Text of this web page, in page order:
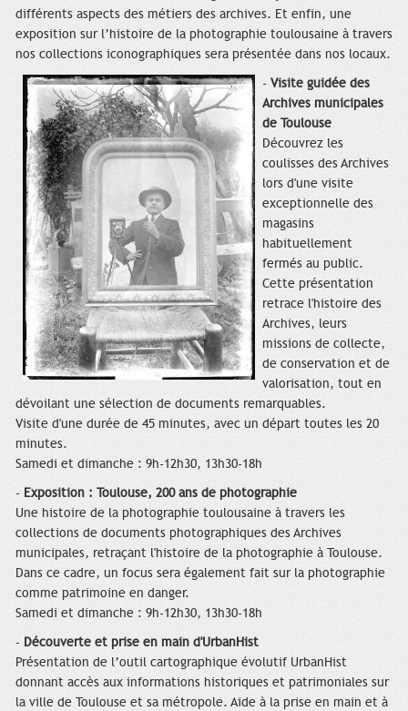
différents aspects des métiers des archives. Et enfin, une
exposition sur l’histoire de la photographie toulousaine à travers
nos collections iconographiques sera présentée dans nos locaux.
- Visite guidée des
Archives municipales
de Toulouse
Découvrez les
coulisses des Archives
lors d'une visite
exceptionnelle des
magasins
habituellement
fermés au public.
Cette présentation
retrace l'histoire des
Archives, leurs
missions de collecte,
de conservation et de
valorisation, tout en
dévoilant une sélection de documents remarquables.
Visite d'une durée de 45 minutes, avec un départ toutes les 20
minutes.
Samedi et dimanche : 9h-12h30, 13h30-18h
- Exposition : Toulouse, 200 ans de photographie
Une histoire de la photographie toulousaine à travers les
collections de documents photographiques des Archives
municipales, retraçant l'histoire de la photographie à Toulouse.
Dans ce cadre, un focus sera également fait sur la photographie
comme patrimoine en danger.
Samedi et dimanche : 9h-12h30, 13h30-18h
- Découverte et prise en main d'UrbanHist
Présentation de l’outil cartographique évolutif UrbanHist
donnant accès aux informations historiques et patrimoniales sur
la ville de Toulouse et sa métropole. Aide à la prise en main et à